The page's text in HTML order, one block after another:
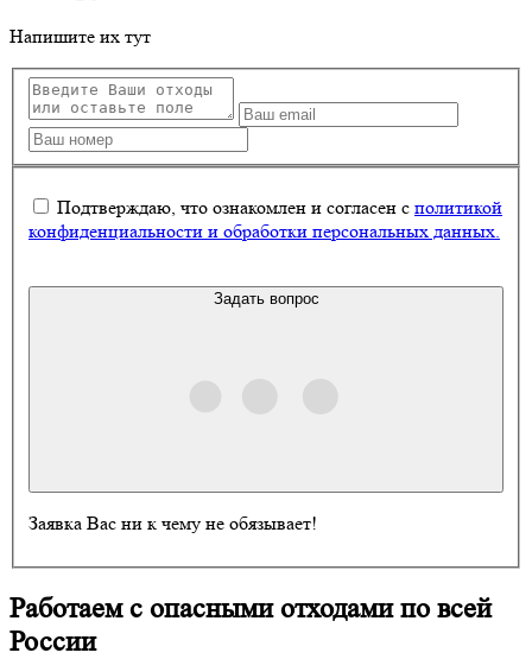
Напишите их тут
Подтверждаю, что ознакомлен и согласен с политикой
конфиденциальности и обработки персональных данных.
Задать вопрос
Заявка Вас ни к чему не обязывает!
Работаем с опасными отходами по всей
России